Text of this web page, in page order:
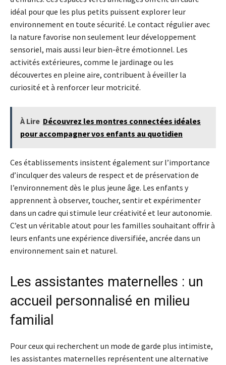
idéal pour que les plus petits puissent explorer leur
environnement en toute sécurité. Le contact régulier avec
la nature favorise non seulement leur développement
sensoriel, mais aussi leur bien-être émotionnel. Les
activités extérieures, comme le jardinage ou les
découvertes en pleine aire, contribuent à éveiller la
curiosité et à renforcer leur motricité.
À Lire Découvrez les montres connectées idéales
pour accompagner vos enfants au quotidien
Ces établissements insistent également sur l’importance
d’inculquer des valeurs de respect et de préservation de
l’environnement dès le plus jeune âge. Les enfants y
apprennent à observer, toucher, sentir et expérimenter
dans un cadre qui stimule leur créativité et leur autonomie.
C’est un véritable atout pour les familles souhaitant offrir à
leurs enfants une expérience diversifiée, ancrée dans un
environnement sain et naturel.
Les assistantes maternelles : un
accueil personnalisé en milieu
familial
Pour ceux qui recherchent un mode de garde plus intimiste,
les assistantes maternelles représentent une alternative